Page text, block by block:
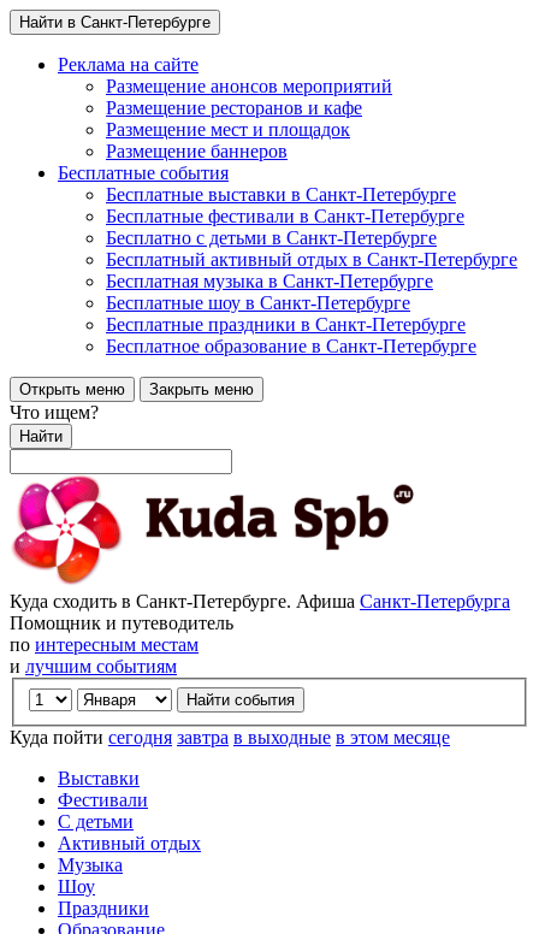
Найти в Санкт-Петербурге
Реклама на сайте
Размещение анонсов мероприятий
Размещение ресторанов и кафе
Размещение мест и площадок
Размещение баннеров
Бесплатные события
Бесплатные выставки в Санкт-Петербурге
Бесплатные фестивали в Санкт-Петербурге
Бесплатно с детьми в Санкт-Петербурге
Бесплатный активный отдых в Санкт-Петербурге
Бесплатная музыка в Санкт-Петербурге
Бесплатные шоу в Санкт-Петербурге
Бесплатные праздники в Санкт-Петербурге
Бесплатное образование в Санкт-Петербурге
Открыть меню Закрыть меню
Что ищем?
Найти
Куда сходить в Санкт-Петербурге. Афиша Санкт-Петербурга
Помощник и путеводитель
по интересным местам
и лучшим событиям
Куда пойти сегодня завтра в выходные в этом месяце
Выставки
Фестивали
С детьми
Активный отдых
Музыка
Шоу
Праздники
Образование